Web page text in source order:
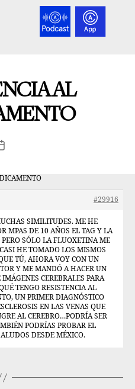
AL
#29916
SIMILITUDES. ME HE
MPAS DE 10 AÑOS EL TAG Y LA
PERO SÓLO LA FLUOXETINA ME
HE TOMADO LOS MISMOS
TÚ, AHORA VOY CON UN
Y ME MANDÓ A HACER UN
CEREBRALES PARA
TENGO RESISTENCIA AL
UN PRIMER DIAGNÓSTICO
EN LAS VENAS QUE
AL CEREBRO…PODRÍA SER
PODRÍAS PROBAR EL
DESDE MÉXICO.